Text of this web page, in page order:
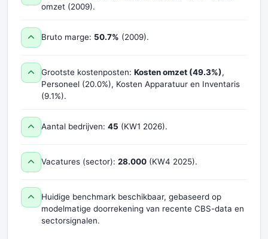
omzet (2009).
Bruto marge: 50.7% (2009).
Grootste kostenposten: Kosten omzet (49.3%),
Personeel (20.0%), Kosten Apparatuur en Inventaris
(9.1%).
Aantal bedrijven: 45 (KW1 2026).
Vacatures (sector): 28.000 (KW4 2025).
Huidige benchmark beschikbaar, gebaseerd op
modelmatige doorrekening van recente CBS-data en
sectorsignalen.